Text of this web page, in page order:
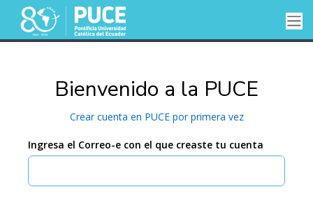
Bienvenido a la PUCE
Crear cuenta en PUCE por primera vez
Ingresa el Correo-e con el que creaste tu cuenta